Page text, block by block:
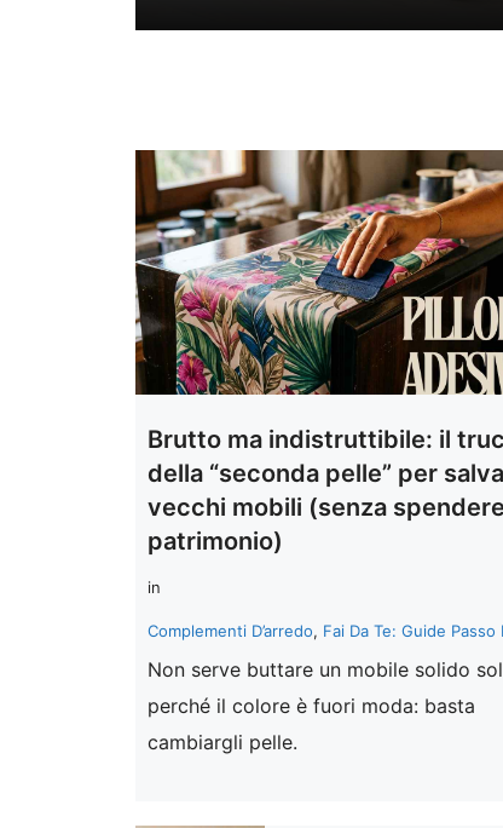
Brutto ma indistruttibile: il
della “seconda pelle” per
vecchi mobili (senza
patrimonio)
in
Complementi D’arredo, Fai Da Te: Guide Passo
Non serve buttare un mobile solido
perché il colore è fuori moda: basta
cambiargli pelle.